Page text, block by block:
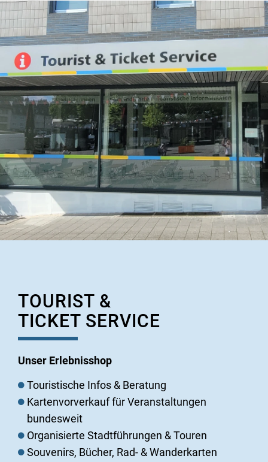
TOURIST &
TICKET SERVICE
Unser Erlebnisshop
Touristische Infos & Beratung
Kartenvorverkauf für Veranstaltungen
bundesweit
Organisierte Stadtführungen & Touren
Souvenirs, Bücher, Rad- & Wanderkarten